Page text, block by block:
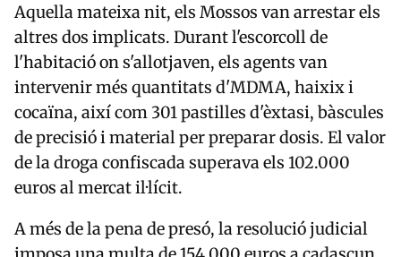
Aquella mateixa nit, els Mossos van arrestar els
altres dos implicats. Durant l'escorcoll de
l'habitació on s'allotjaven, els agents van
intervenir més quantitats d'MDMA, haixix i
cocaïna, així com 301 pastilles d'èxtasi, bàscules
de precisió i material per preparar dosis. El valor
de la droga confiscada superava els 102.000
euros al mercat il·lícit.
A més de la pena de presó, la resolució judicial